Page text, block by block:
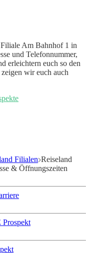
Am Bahnhof 1 in
und Telefonnummer,
erleichtern euch so den
wir euch auch
Filialen Reiseland
& Öffnungszeiten
Prospekt